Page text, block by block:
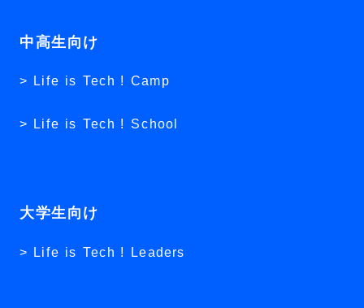
中高生向け
Life is Tech ! Camp
Life is Tech ! School
大学生向け
Life is Tech ! Leaders